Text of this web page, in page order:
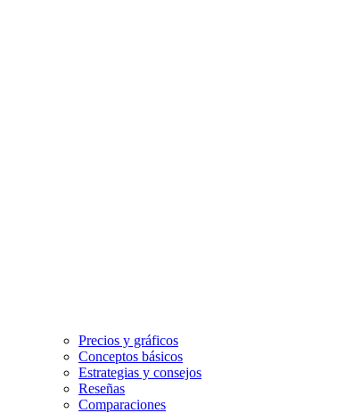
Precios y gráficos
Conceptos básicos
Estrategias y consejos
Reseñas
Comparaciones